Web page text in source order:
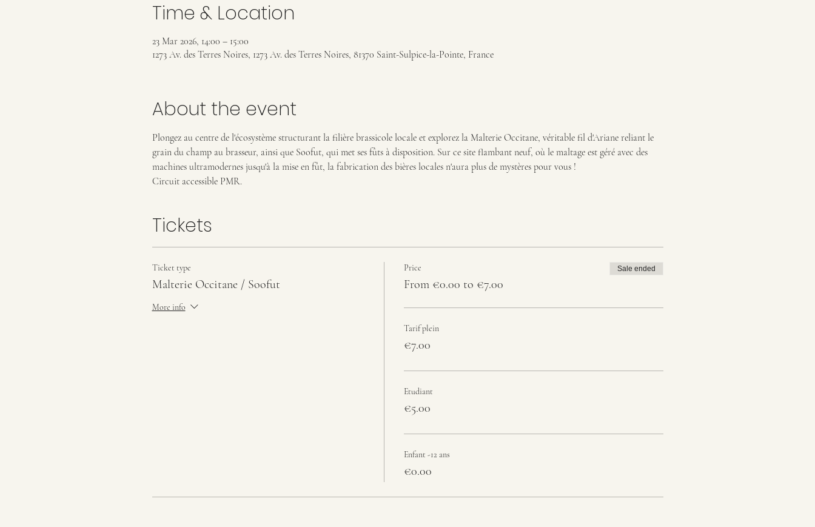
Time & Location
23 Mar 2026, 14:00 – 15:00
1273 Av. des Terres Noires, 1273 Av. des Terres Noires, 81370 Saint-Sulpice-la-Pointe, France
About the event
Plongez au centre de l'écosystème structurant la filière brassicole locale et explorez la Malterie Occitane, véritable fil d'Ariane reliant le
grain du champ au brasseur, ainsi que Soofut, qui met ses fûts à disposition. Sur ce site flambant neuf, où le maltage est géré avec des
machines ultramodernes jusqu'à la mise en fût, la fabrication des bières locales n'aura plus de mystères pour vous !
Circuit accessible PMR.
Tickets
Ticket type
Malterie Occitane / Soofut
More info
Price
From €0.00 to €7.00
Sale ended
Tarif plein
€7.00
Etudiant
€5.00
Enfant -12 ans
€0.00